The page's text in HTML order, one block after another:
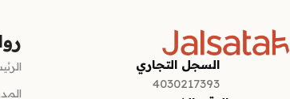
السجل التجاري
4030217393